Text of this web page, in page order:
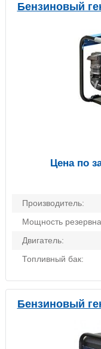
Бензиновый
Производитель:
Мощность
Двигатель:
Топливный бак:
Цена по
Бензиновый